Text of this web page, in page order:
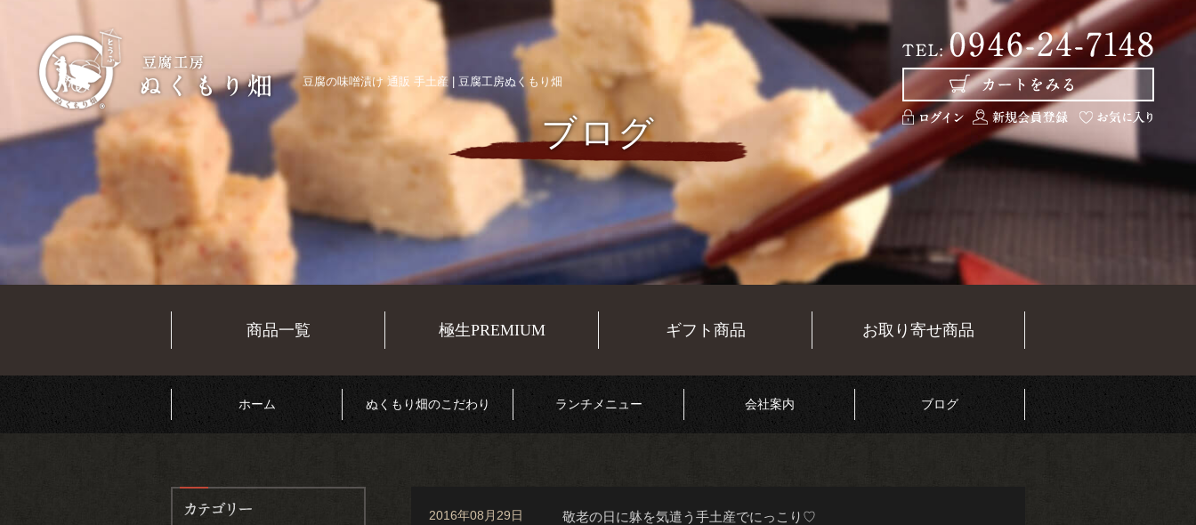
豆腐の味噌漬け 通販 手土産 | 豆腐工房ぬくもり畑
ブログ
商品一覧 極生PREMIUM ギフト商品 お取り寄せ商品
ホーム ぬくもり畑のこだわり ランチメニュー 会社案内 ブログ
2016年08月29日 敬老の日に躰を気遣う手土産でにっこり♡